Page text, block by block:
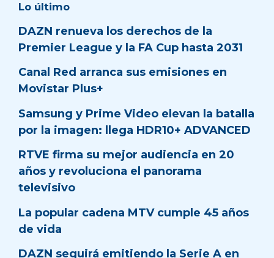
Lo último
DAZN renueva los derechos de la
Premier League y la FA Cup hasta 2031
Canal Red arranca sus emisiones en
Movistar Plus+
Samsung y Prime Video elevan la batalla
por la imagen: llega HDR10+ ADVANCED
RTVE firma su mejor audiencia en 20
años y revoluciona el panorama
televisivo
La popular cadena MTV cumple 45 años
de vida
DAZN seguirá emitiendo la Serie A en